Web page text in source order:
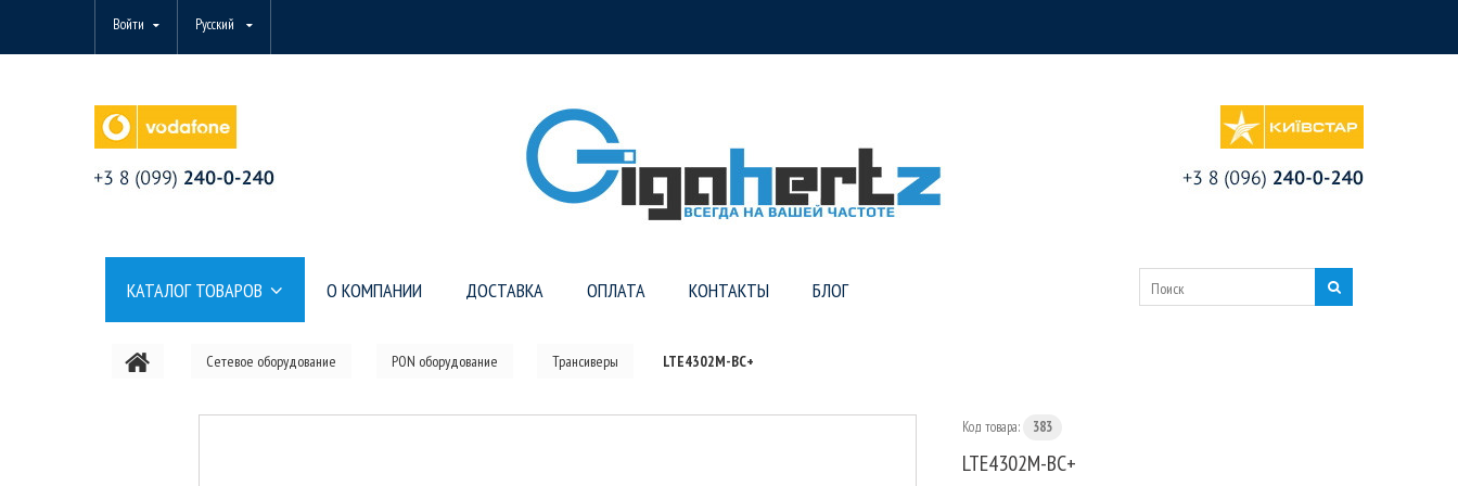
Войти Русский
КАТАЛОГ ТОВАРОВ О КОМПАНИИ ДОСТАВКА ОПЛАТА КОНТАКТЫ БЛОГ
Сетевое оборудование PON оборудование Трансиверы LTE4302M-BC+
Код товара: 383
LTE4302M-BC+